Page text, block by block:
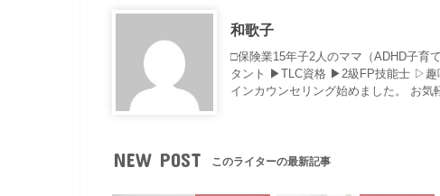
和歌子
□保険業15年子2人のママ（ADHD子育
タント ▶︎TLC資格 ▶︎2級FP技能士 ▷趣
インカウンセリング始めました。 お気
NEW POST このライターの最新記事